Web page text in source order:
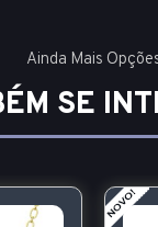
Ainda Mais
SE